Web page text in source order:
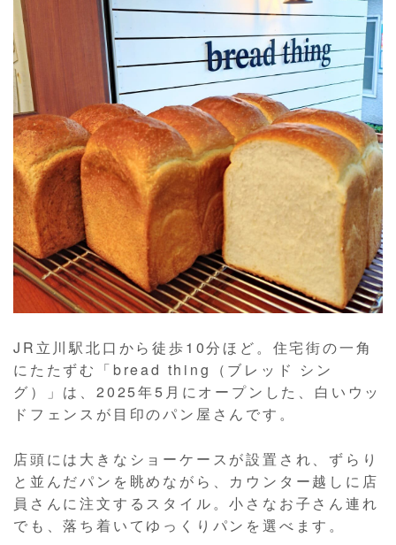
JR立川駅北口から徒歩10分ほど。住宅街の一角
にたたずむ「bread thing（ブレッド シン
グ）」は、2025年5月にオープンした、白いウッ
ドフェンスが目印のパン屋さんです。
店頭には大きなショーケースが設置され、ずらり
と並んだパンを眺めながら、カウンター越しに店
員さんに注文するスタイル。小さなお子さん連れ
でも、落ち着いてゆっくりパンを選べます。